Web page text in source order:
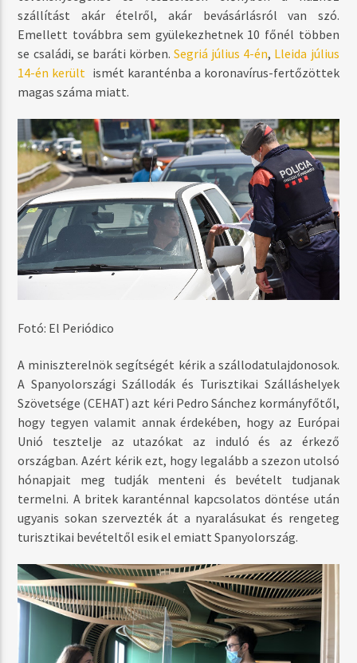
szállítást akár ételről, akár bevásárlásról van szó.
Emellett továbbra sem gyülekezhetnek 10 főnél többen
se családi, se baráti körben.Segriá július 4-én, Lleida július
14-én került ismét karanténba a koronavírus-fertőzöttek
magas száma miatt.
Fotó: El Periódico
A miniszterelnök segítségét kérik a szállodatulajdonosok.
A Spanyolországi Szállodák és Turisztikai Szálláshelyek
Szövetsége (CEHAT) azt kéri Pedro Sánchez kormányfőtől,
hogy tegyen valamit annak érdekében, hogy az Európai
Unió tesztelje az utazókat az induló és az érkező
országban. Azért kérik ezt, hogy legalább a szezon utolsó
hónapjait meg tudják menteni és bevételt tudjanak
termelni. A britek karanténnal kapcsolatos döntése után
ugyanis sokan szervezték át a nyaralásukat és rengeteg
turisztikai bevételtől esik el emiatt Spanyolország.